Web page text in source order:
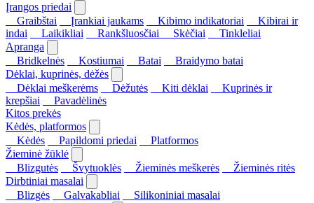
Įrangos priedai
Graibštai
Įrankiai jaukams Kibimo indikatoriai
Kibirai ir
indai
Laikikliai Rankšluosčiai Skėčiai
Tinkleliai
Apranga
Bridkelnės
Kostiumai Batai
Braidymo batai
Dėklai, kuprinės, dėžės
Dėklai meškerėms
Dėžutės Kiti dėklai
Kuprinės ir
krepšiai
Pavadėlinės
Kitos prekės
Kėdės, platformos
Kėdės
Papildomi priedai
Platformos
Žieminė žūklė
Blizgutės
Švytuoklės Žieminės meškerės
Žieminės ritės
Dirbtiniai masalai
Blizgės
Galvakabliai
Silikoniniai masalai